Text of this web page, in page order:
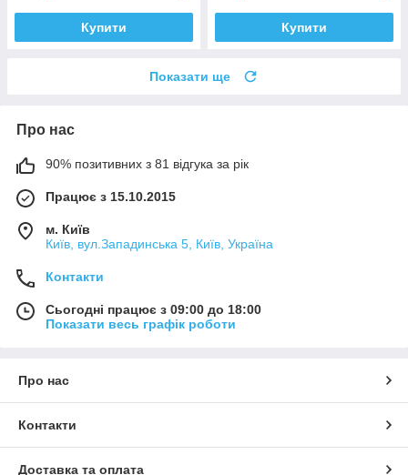
Купити Купити
Показати ще
Про нас
90% позитивних з 81 відгука за рік
Працює з 15.10.2015
м. Київ
Київ, вул.Западинська 5, Київ, Україна
Контакти
Сьогодні працює з 09:00 до 18:00
Показати весь графік роботи
Про нас
Контакти
Доставка та оплата